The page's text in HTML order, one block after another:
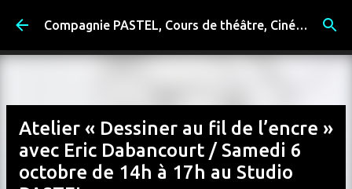
Accéder au contenu principal Compagnie PASTEL, Cours de théâtre, Cinéma, Exposition, Ateliers artistiques, Spectacle à Reims
Atelier « Dessiner au fil de l’encre »
avec Eric Dabancourt / Samedi 6
octobre de 14h à 17h au Studio